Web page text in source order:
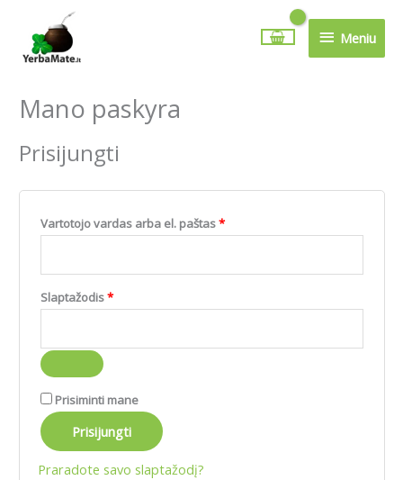
turinio
Meniu
Meniu
Mano paskyra
Prisijungti
Vartotojo vardas arba el. paštas*
Slaptažodis*
Privalomas
Prisiminti mane
Prisijungti
Praradote savo slaptažodį?
Privalomas
Privalomas